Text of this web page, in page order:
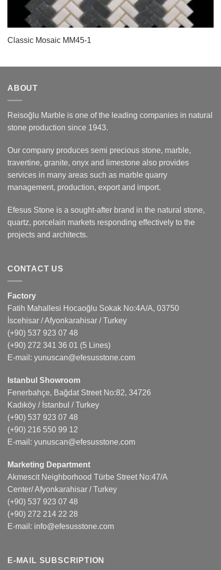
Classic Mosaic MM45-1
ABOUT
Reisoğlu Marble is one of the leading companies in natural
stone production since 1943.
Our company produces semi precious stone, marble,
travertine, granite, onyx and limestone also provides
services in many areas such as marble quarry
management, production, export and import.
Efesus Stone is a sought-after brand in the natural stone,
quartz, porcelain markets responding effectively to the
projects and architects.
CONTACT US
Factory
Fatih Mahallesi Hocaoğlu Sokak No:4A/A, 03750
İscehisar / Afyonkarahisar / Turkey
(+90) 537 923 07 48
(+90) 272 341 36 01 (5 Lines)
E-mail: yunuscan@efesusstone.com
Istanbul Showroom
Fenerbahçe, Bağdat Street No:82, 34726
Kadıköy / İstanbul / Turkey
(+90) 537 923 07 48
(+90) 216 550 99 12
E-mail: yunuscan@efesusstone.com
Marketing Department
Akmescit Neighborhood Türbe Street No:47/A
Center/ Afyonkarahisar / Turkey
(+90) 537 923 07 48
(+90) 272 214 22 28
E-mail: info@efesusstone.com
E-MAIL SUBSCRIPTION